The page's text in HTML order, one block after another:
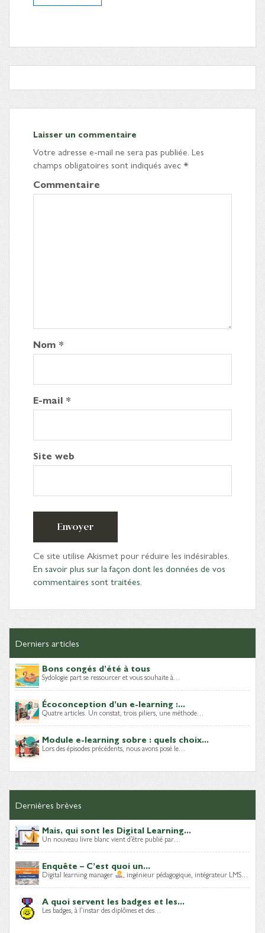
Laisser un commentaire
Votre adresse e-mail ne sera pas publiée. Les
champs obligatoires sont indiqués avec*
Commentaire
Nom *
E-mail *
Site web
Envoyer
Ce site utilise Akismet pour réduire les indésirables.
En savoir plus sur la façon dont les données de vos
commentaires sont traitées.
Derniers articles
Bons congés d’été à tous
Sydologie part se ressourcer et vous souhaite à…
Écoconception d’un e-learning :...
Quatre articles. Un constat, trois piliers, une méthode…
Module e-learning sobre : quels choix...
Lors des épisodes précédents, nous avons posé le…
Dernières brèves
Mais, qui sont les Digital Learning...
Un nouveau livre blanc vient d’être publié par…
Enquête – C’est quoi un...
Digital learning manager , ingénieur pédagogique, intégrateur LMS…
A quoi servent les badges et les...
Les badges, à l’instar des diplômes et des…